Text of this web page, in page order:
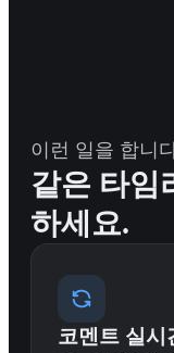
이런 일을 합니
같은 타임
하세요.
코멘트 실시